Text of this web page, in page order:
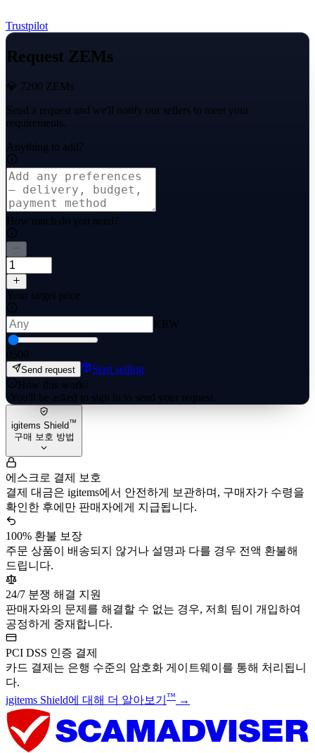
Trustpilot
Request ZEMs
💎 7200 ZEMs
Send a request and we'll notify our sellers to meet your
requirements.
Anything to add?
How much do you need?
Your target price
KRW
0500
Send request
Start selling
How this works
·You'll be asked to sign in to send your request.
igitems Shield™
구매 보호 방법
에스크로 결제 보호
결제 대금은 igitems에서 안전하게 보관하며, 구매자가 수령을
확인한 후에만 판매자에게 지급됩니다.
100% 환불 보장
주문 상품이 배송되지 않거나 설명과 다를 경우 전액 환불해
드립니다.
24/7 분쟁 해결 지원
판매자와의 문제를 해결할 수 없는 경우, 저희 팀이 개입하여
공정하게 중재합니다.
PCI DSS 인증 결제
카드 결제는 은행 수준의 암호화 게이트웨이를 통해 처리됩니
다.
igitems Shield에 대해 더 알아보기 ™ →